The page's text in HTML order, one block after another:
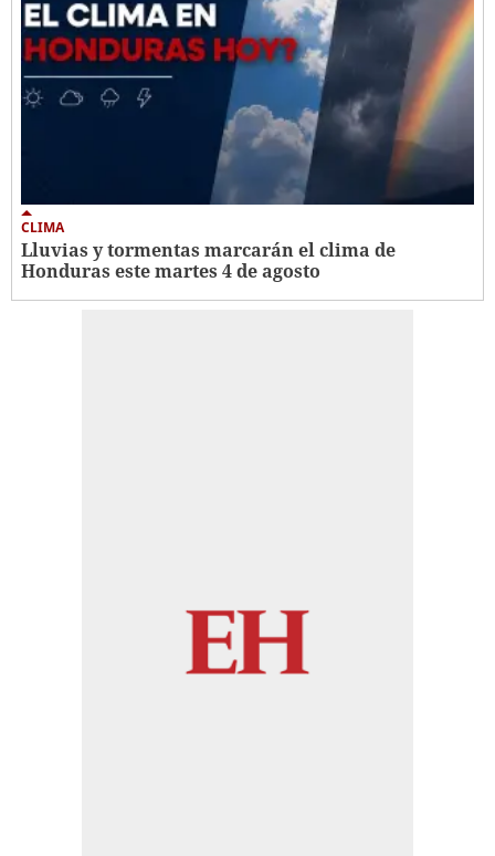
CLIMA
Lluvias y tormentas marcarán el clima de
Honduras este martes 4 de agosto